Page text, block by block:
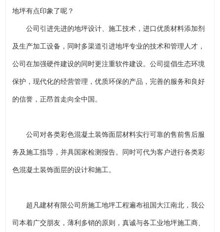
地坪有点印象了呢？
公司引进先进的地坪设计、施工技术，进口优质材料添加剂
及生产加工设备，同时多渠道引进地坪专业的技术和管理人才，
公司在加强硬件建设的同时更注重软件建设。公司提倡生态环境
保护，现代化的经营管理，优质环保的产品，完善的服务和良好
的信誉，正昂首走向全中国。
公司对各类彩色混凝土装饰面层材料实行可靠的售前售后服
务及施工指导，并具国家检测报告。同时可代为客户进行各类彩
色混凝土装饰面层的设计和施工。
超凡建材有限公司所施工地坪工程遍布祖国大江南北，我公
司本着广交朋友，薄利多销的原则，真诚与各工业地坪施工商、